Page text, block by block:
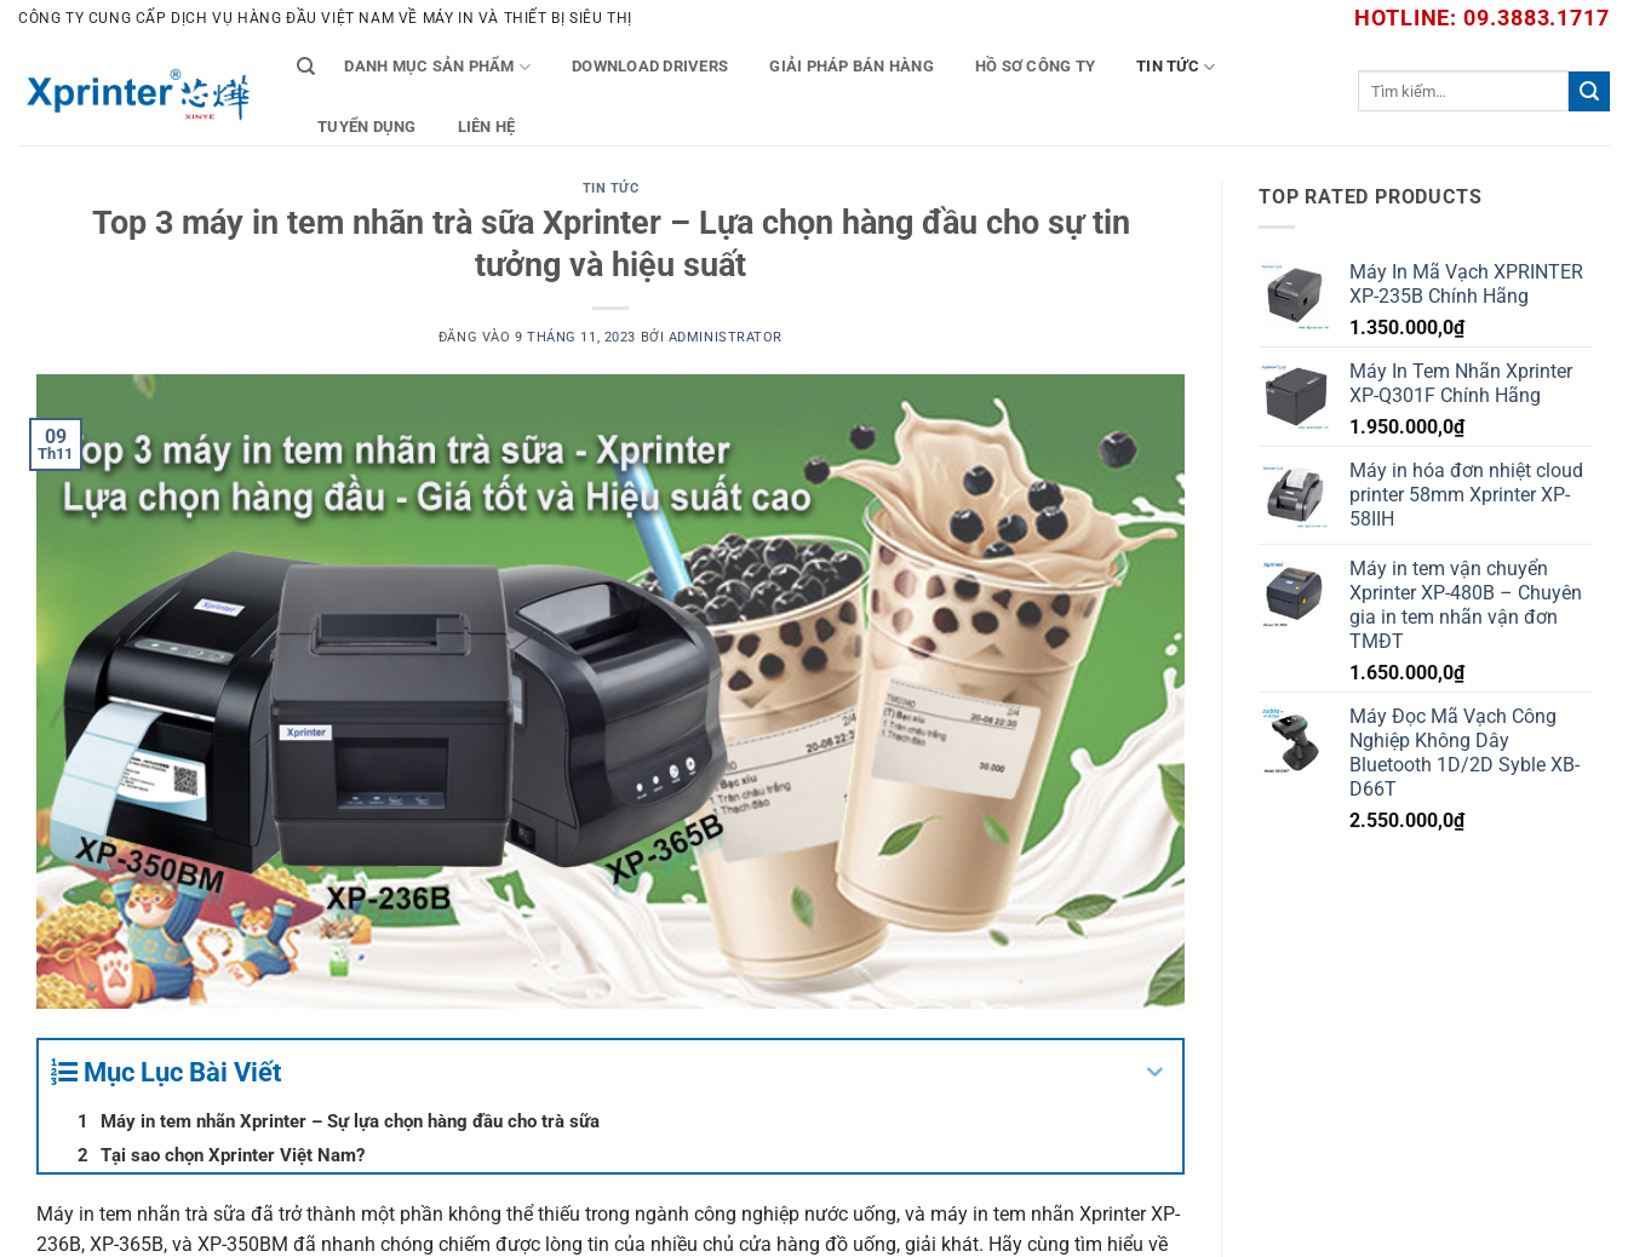
Bỏ
dung
CÔNG TY CUNG CẤP DỊCH VỤ HÀNG ĐẦU VIỆT NAM VỀ MÁY IN VÀ THIẾT BỊ SIÊU THỊ HOTLINE: 09.3883.1717
DANH MỤC SẢN PHẨM DOWNLOAD DRIVERS GIẢI PHÁP BÁN HÀNG HỒ SƠ CÔNG TY TIN TỨC
TUYỂN DỤNG LIÊN HỆ
TIN TỨC
Top 3 máy in tem nhãn trà sữa Xprinter – Lựa chọn hàng đầu cho sự tin
tưởng và hiệu suất
ĐĂNG VÀO 9 THÁNG 11, 2023 BỞI ADMINISTRATOR
09
Th11
Mục Lục Bài Viết
Máy in tem nhãn Xprinter – Sự lựa chọn hàng đầu cho trà sữa
Tại sao chọn Xprinter Việt Nam?
Máy in tem nhãn trà sữa đã trở thành một phần không thể thiếu trong ngành công nghiệp nước uống, và máy in tem nhãn Xprinter XP-
236B, XP-365B, và XP-350BM đã nhanh chóng chiếm được lòng tin của nhiều chủ cửa hàng đồ uống, giải khát. Hãy cùng tìm hiểu về
TOP RATED PRODUCTS
Máy In Mã Vạch XPRINTER
XP-235B Chính Hãng
1.350.000,0₫
Máy In Tem Nhãn Xprinter
XP-Q301F Chính Hãng
1.950.000,0₫
Máy in hóa đơn nhiệt cloud
printer 58mm Xprinter XP-
58IIH
Máy in tem vận chuyển
Xprinter XP-480B – Chuyên
gia in tem nhãn vận đơn
TMĐT
1.650.000,0₫
Máy Đọc Mã Vạch Công
Nghiệp Không Dây
Bluetooth 1D/2D Syble XB-
D66T
2.550.000,0₫